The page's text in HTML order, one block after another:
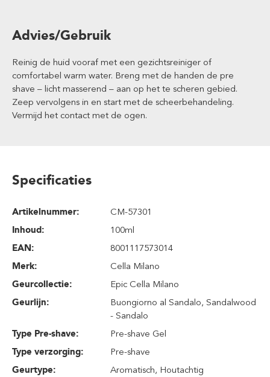
Advies/Gebruik
Reinig de huid vooraf met een gezichtsreiniger of
comfortabel warm water. Breng met de handen de pre
shave – licht masserend – aan op het te scheren gebied.
Zeep vervolgens in en start met de scheerbehandeling.
Vermijd het contact met de ogen.
Specificaties
Artikelnummer:
CM-57301
Inhoud:
100ml
EAN:
8001117573014
Merk:
Cella Milano
Geurcollectie:
Epic Cella Milano
Geurlijn:
Buongiorno al Sandalo, Sandalwood
- Sandalo
Type Pre-shave:
Pre-shave Gel
Type verzorging:
Pre-shave
Geurtype:
Aromatisch, Houtachtig